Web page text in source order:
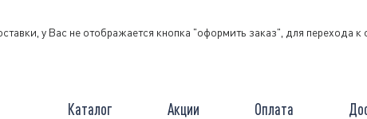
у Вас не отображается кнопка "оформить заказ", для перехода
Каталог Акции Оплата